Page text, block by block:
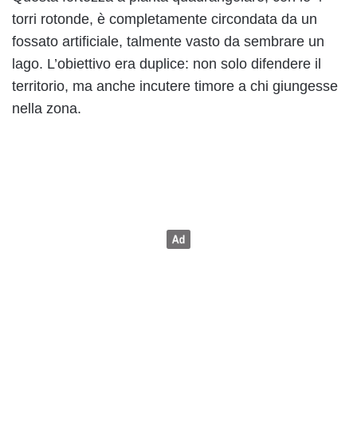
torri rotonde, è completamente circondata da un
fossato artificiale, talmente vasto da sembrare un
lago. L’obiettivo era duplice: non solo difendere il
territorio, ma anche incutere timore a chi giungesse
nella zona.